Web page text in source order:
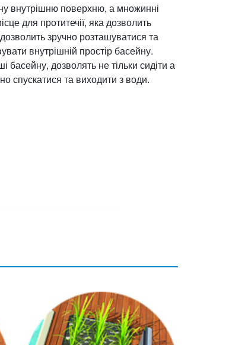
внутрішню поверхню, а множинні
для протитечії, яка дозволить
зручно розташуватися та
внутрішній простір басейну.
дозволять не тільки сидіти а
спускатися та виходити з води.